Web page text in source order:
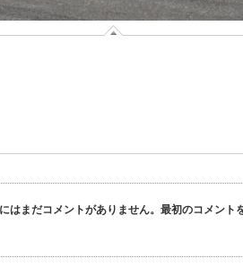
はまだコメントがありません。最初のコメント